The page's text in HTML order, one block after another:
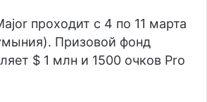
проходит с 4 по 11 марта
Призовой фонд
$ 1 млн и 1500 очков Pro